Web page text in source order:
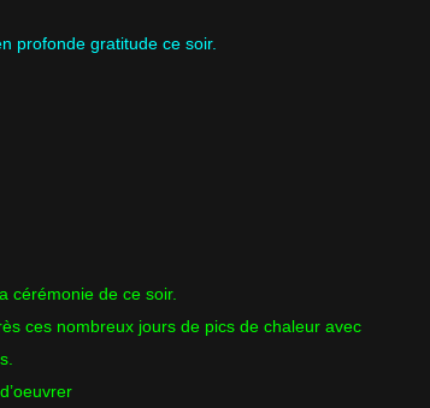
profonde gratitude ce soir.
cérémonie de ce soir.
ces nombreux jours de pics de chaleur avec